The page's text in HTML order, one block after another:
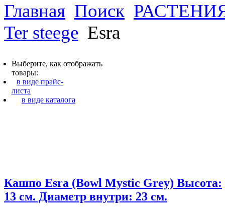
Главная Поиск
Ter steege Esra
Выберите, как отображать
товары:
в виде прайс-
листа
в виде каталога
Кашпо Esra (Bowl Mystic Grey) Высота:
13 см. Диаметр внутри: 23 см.